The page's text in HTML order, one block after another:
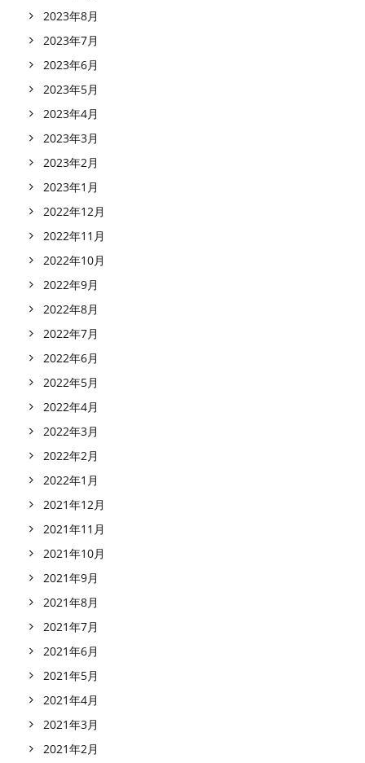
2023年8月
2023年7月
2023年6月
2023年5月
2023年4月
2023年3月
2023年2月
2023年1月
2022年12月
2022年11月
2022年10月
2022年9月
2022年8月
2022年7月
2022年6月
2022年5月
2022年4月
2022年3月
2022年2月
2022年1月
2021年12月
2021年11月
2021年10月
2021年9月
2021年8月
2021年7月
2021年6月
2021年5月
2021年4月
2021年3月
2021年2月